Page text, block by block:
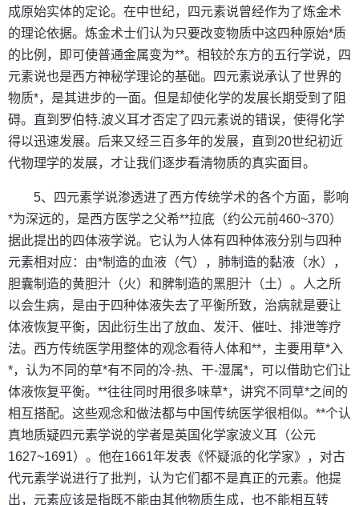
成原始实体的定论。在中世纪，四元素说曾经作为了炼金术
的理论依据。炼金术士们认为只要改变物质中这四种原始*质
的比例，即可使普通金属变为**。相较於东方的五行学说，四
元素说也是西方神秘学理论的基础。四元素说承认了世界的
物质*，是其进步的一面。但是却使化学的发展长期受到了阻
碍。直到罗伯特.波义耳才否定了四元素说的错误，使得化学
得以迅速发展。后来又经三百多年的发展，直到20世纪初近
代物理学的发展，才让我们逐步看清物质的真实面目。
5、四元素学说渗透进了西方传统学术的各个方面，影响
*为深远的，是西方医学之父希**拉底（约公元前460~370）
据此提出的四体液学说。它认为人体有四种体液分别与四种
元素相对应：由*制造的血液（气），肺制造的黏液（水），
胆囊制造的黄胆汁（火）和脾制造的黑胆汁（土）。人之所
以会生病，是由于四种体液失去了平衡所致，治病就是要让
体液恢复平衡，因此衍生出了放血、发汗、催吐、排泄等疗
法。西方传统医学用整体的观念看待人体和**，主要用草*入
*，认为不同的草*有不同的冷-热、干-湿属*，可以借助它们让
体液恢复平衡。**往往同时用很多味草*，讲究不同草*之间的
相互搭配。这些观念和做法都与中国传统医学很相似。**个认
真地质疑四元素学说的学者是英国化学家波义耳（公元
1627~1691）。他在1661年发表《怀疑派的化学家》，对古
代元素学说进行了批判，认为它们都不是真正的元素。他提
出，元素应该是指既不能由其他物质生成，也不能相互转